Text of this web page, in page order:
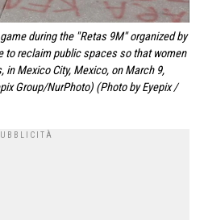
during the ''Retas 9M'' organized by
reclaim public spaces so that women
Mexico City, Mexico, on March 9,
Group/NurPhoto) (Photo by Eyepix /